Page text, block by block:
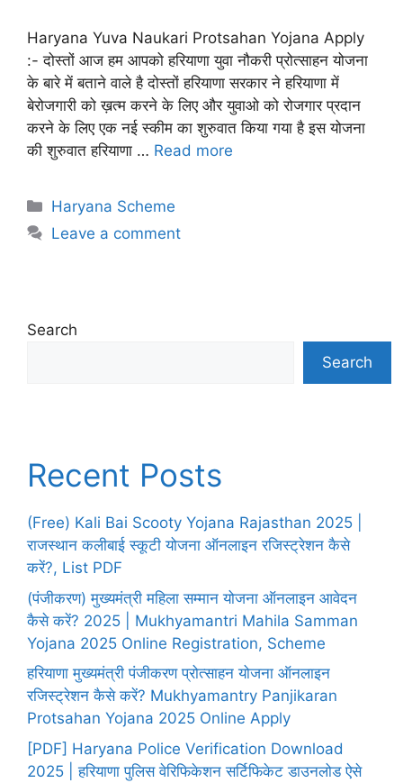
Haryana Yuva Naukari Protsahan Yojana Apply
:- दोस्तों आज हम आपको हरियाणा युवा नौकरी प्रोत्साहन योजना
के बारे में बताने वाले है दोस्तों हरियाणा सरकार ने हरियाणा में
बेरोजगारी को ख़त्म करने के लिए और युवाओ को रोजगार प्रदान
करने के लिए एक नई स्कीम का शुरुवात किया गया है इस योजना
की शुरुवात हरियाणा … Read more
Categories
Haryana Scheme
Leave a comment
Search
Search
Recent Posts
(Free) Kali Bai Scooty Yojana Rajasthan 2025 |
राजस्थान कलीबाई स्कूटी योजना ऑनलाइन रजिस्ट्रेशन कैसे
करें?, List PDF
(पंजीकरण) मुख्यमंत्री महिला सम्मान योजना ऑनलाइन आवेदन
कैसे करें? 2025 | Mukhyamantri Mahila Samman
Yojana 2025 Online Registration, Scheme
हरियाणा मुख्यमंत्री पंजीकरण प्रोत्साहन योजना ऑनलाइन
रजिस्ट्रेशन कैसे करें? Mukhyamantry Panjikaran
Protsahan Yojana 2025 Online Apply
[PDF] Haryana Police Verification Download
2025 | हरियाणा पुलिस वेरिफिकेशन सर्टिफिकेट डाउनलोड ऐसे